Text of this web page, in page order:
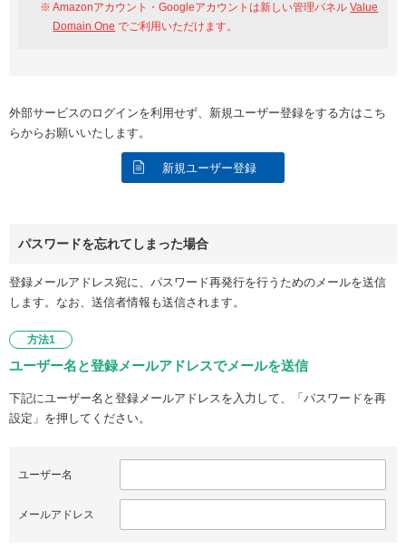
Amazonアカウント・Googleアカウントは新しい管理パネルValue
Domain One でご利用いただけます。
外部サービスのログインを利用せず、新規ユーザー登録をする方はこち
らからお願いいたします。
新規ユーザー登録
パスワードを忘れてしまった場合
登録メールアドレス宛に、パスワード再発行を行うためのメールを送信
します。なお、送信者情報も送信されます。
方法1
ユーザー名と登録メールアドレスでメールを送信
下記にユーザー名と登録メールアドレスを入力して、「パスワードを再
設定」を押してください。
ユーザー名
メールアドレス